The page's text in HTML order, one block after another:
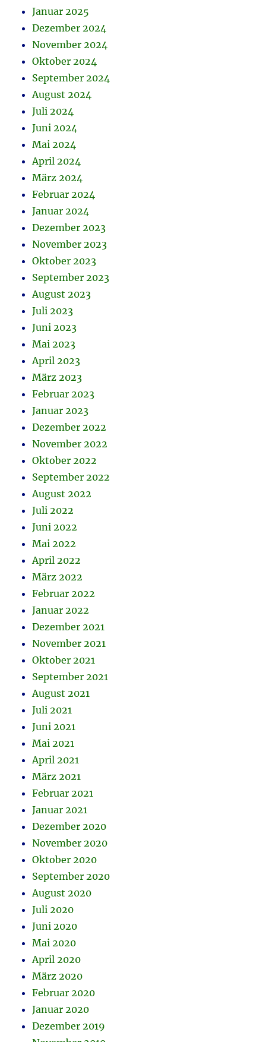
Januar 2025
Dezember 2024
November 2024
Oktober 2024
September 2024
August 2024
Juli 2024
Juni 2024
Mai 2024
April 2024
März 2024
Februar 2024
Januar 2024
Dezember 2023
November 2023
Oktober 2023
September 2023
August 2023
Juli 2023
Juni 2023
Mai 2023
April 2023
März 2023
Februar 2023
Januar 2023
Dezember 2022
November 2022
Oktober 2022
September 2022
August 2022
Juli 2022
Juni 2022
Mai 2022
April 2022
März 2022
Februar 2022
Januar 2022
Dezember 2021
November 2021
Oktober 2021
September 2021
August 2021
Juli 2021
Juni 2021
Mai 2021
April 2021
März 2021
Februar 2021
Januar 2021
Dezember 2020
November 2020
Oktober 2020
September 2020
August 2020
Juli 2020
Juni 2020
Mai 2020
April 2020
März 2020
Februar 2020
Januar 2020
Dezember 2019